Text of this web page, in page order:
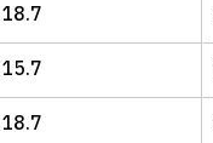
18.7
15.7
18.7